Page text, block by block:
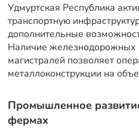
Удмуртская Республика
транспортную
дополнительные
Наличие железнодорожных
магистралей позволяет
металлоконструкции на
Промышленное
фермах